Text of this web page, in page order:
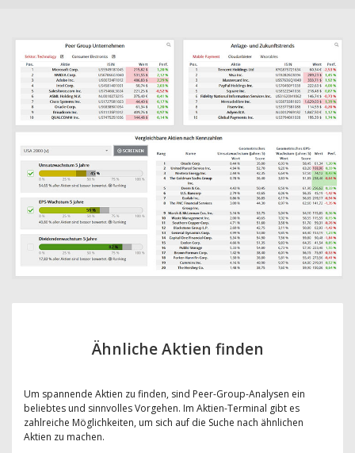
Ähnliche Aktien finden
Um spannende Aktien zu finden, sind Peer-Group-Analysen ein
beliebtes und sinnvolles Vorgehen. Im Aktien-Terminal gibt es
zahlreiche Möglichkeiten, um sich auf die Suche nach ähnlichen
Aktien zu machen.